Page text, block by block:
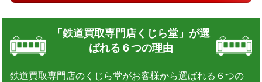
「鉄道買取専門店くじら堂」が選
ばれる６つの理由
鉄道買取専門店のくじら堂がお客様から選ばれる６つの